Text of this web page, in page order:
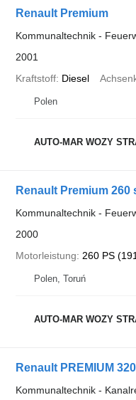
Renault Premium
Kommunaltechnik -
2001
Kraftstoff Diesel
Polen
AUTO-MAR WOZY
Renault Premium 260
Kommunaltechnik -
2000
Motorleistung
260 PS
Polen, Toruń
AUTO-MAR WOZY
Renault PREMIUM 320
Kommunaltechnik -